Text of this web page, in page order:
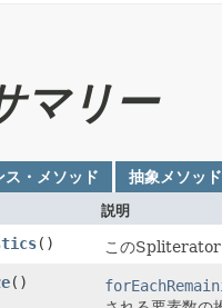
マリー
ス・メソッド 抽象メソッド
説明
()
このSpliterator
()